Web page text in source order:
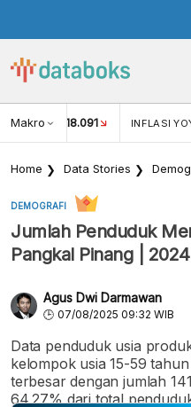
Makro
USD/IDR 18.091 INFLASI
Home Data Stories
DEMOGRAFI
Jumlah Penduduk
Pangkal Pinang | 2024
Agus Dwi Darmawan
07/08/2025 09:32 WIB
Data penduduk usia
kelompok usia 15-59
terbesar dengan jumlah
64,27% dari total